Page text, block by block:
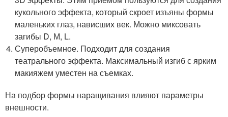
кукольного эффекта, который скроет изъяны формы
маленьких глаз, нависших век. Можно миксовать
загибы D, М, L.
Суперобъемное. Подходит для создания
театрального эффекта. Максимальный изгиб с ярким
макияжем уместен на съемках.
На подбор формы наращивания влияют параметры
внешности.